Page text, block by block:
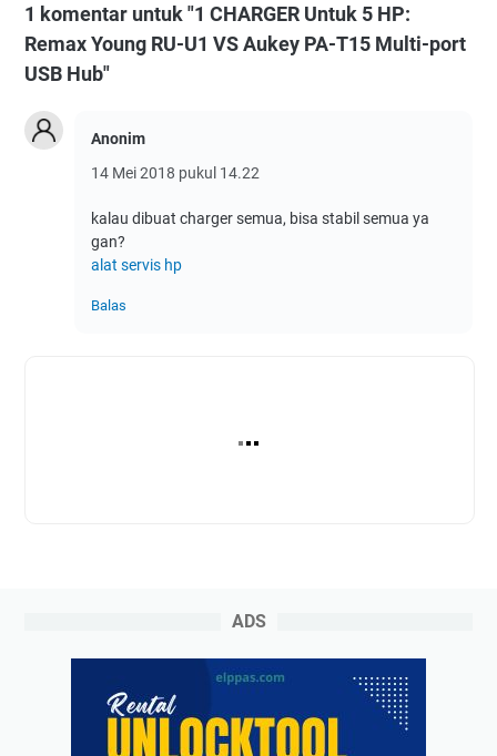
1 komentar untuk "1 CHARGER Untuk 5 HP:
Remax Young RU-U1 VS Aukey PA-T15 Multi-port
USB Hub"
Anonim
14 Mei 2018 pukul 14.22
kalau dibuat charger semua, bisa stabil semua ya
gan?
alat servis hp
Balas
ADS